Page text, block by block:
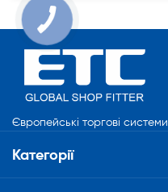
Європейські торгові системи
Категорії